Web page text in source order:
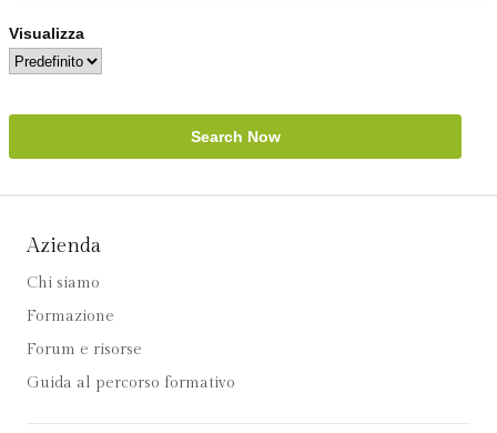
Visualizza
Search Now
Azienda
Chi siamo
Formazione
Forum e risorse
Guida al percorso formativo